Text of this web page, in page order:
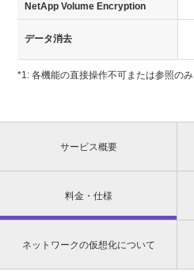
NetApp Volume Encryption
データ消去
*1: 各機能の直接操作不可または参照のみ
サービス概要
料金・仕様
ネットワークの仮想化について